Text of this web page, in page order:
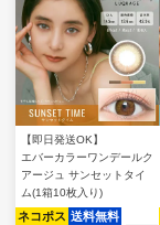
【即日発送OK】
エバーカラーワンデールク
アージュ サンセットタイ
ム(1箱10枚入り)
ネコポス 送料無料